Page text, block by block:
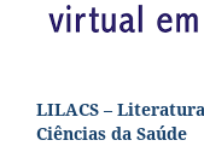
LILACS –
Ciências da Saúde